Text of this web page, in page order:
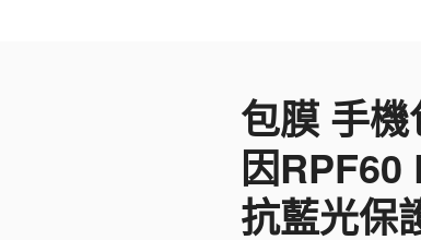
包膜 手
因RPF60
抗藍光保